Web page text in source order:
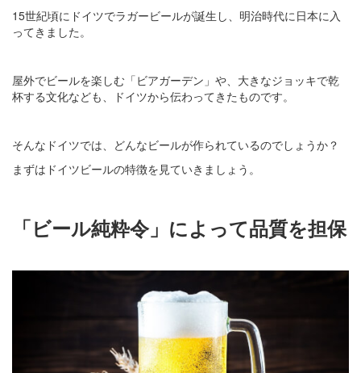
15世紀頃にドイツでラガービールが誕生し、明治時代に日本に入
ってきました。
屋外でビールを楽しむ「ビアガーデン」や、大きなジョッキで乾
杯する文化なども、ドイツから伝わってきたものです。
そんなドイツでは、どんなビールが作られているのでしょうか？
まずはドイツビールの特徴を見ていきましょう。
「ビール純粋令」によって品質を担保